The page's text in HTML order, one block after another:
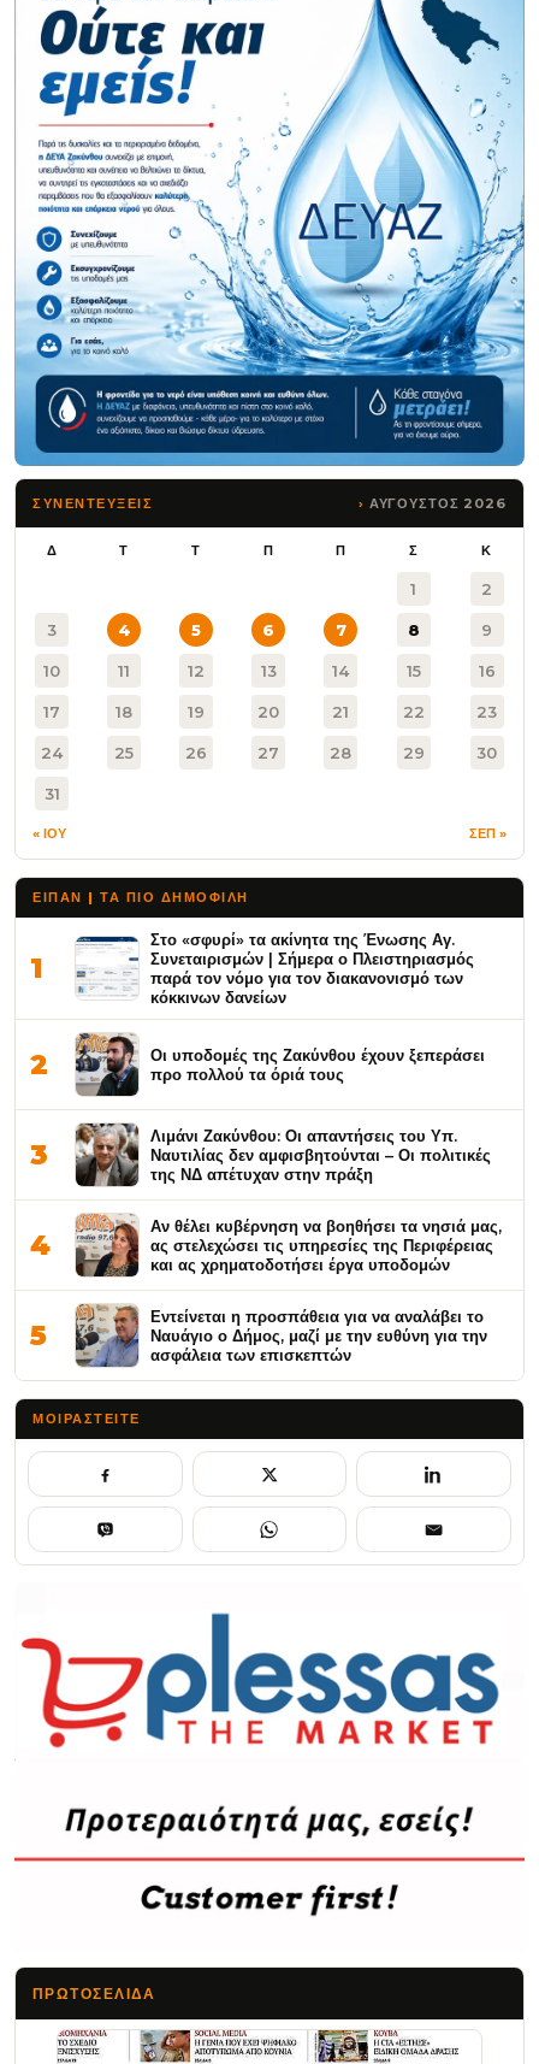
ΣΥΝΕΝΤΕΥΞΕΙΣ ΑΥΓΟΥΣΤΟΣ 2026
Δ Τ Τ Π Π Σ Κ
1 2
3 4 5 6 7 8 9
10 11 12 13 14 15 16
17 18 19 20 21 22 23
24 25 26 27 28 29 30
31
« ΙΟΥ ΣΕΠ »
ΕΙΠΑΝ | ΤΑ ΠΙΟ ΔΗΜΟΦΙΛΉ
1
Στο «σφυρί» τα ακίνητα της Ένωσης Αγ.
Συνεταιρισμών | Σήμερα ο Πλειστηριασμός
παρά τον νόμο για τον διακανονισμό των
κόκκινων δανείων
2
Οι υποδομές της Ζακύνθου έχουν ξεπεράσει
προ πολλού τα όριά τους
3
Λιμάνι Ζακύνθου: Οι απαντήσεις του Υπ.
Ναυτιλίας δεν αμφισβητούνται – Οι πολιτικές
της ΝΔ απέτυχαν στην πράξη
4
Αν θέλει κυβέρνηση να βοηθήσει τα νησιά μας,
ας στελεχώσει τις υπηρεσίες της Περιφέρειας
και ας χρηματοδοτήσει έργα υποδομών
5
Εντείνεται η προσπάθεια για να αναλάβει το
Ναυάγιο ο Δήμος, μαζί με την ευθύνη για την
ασφάλεια των επισκεπτών
ΜΟΙΡΑΣΤΕΊΤΕ
ΠΡΩΤΟΣΈΛΙΔΑ